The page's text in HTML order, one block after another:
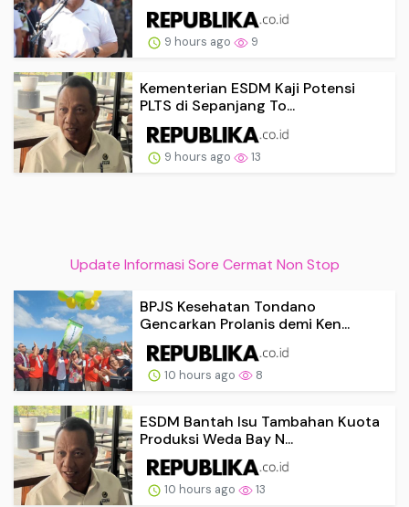
9 hours ago 9
Kementerian ESDM Kaji Potensi
PLTS di Sepanjang To...
9 hours ago 13
Update Informasi Sore Cermat Non Stop
BPJS Kesehatan Tondano
Gencarkan Prolanis demi Ken...
10 hours ago 8
ESDM Bantah Isu Tambahan Kuota
Produksi Weda Bay N...
10 hours ago 13